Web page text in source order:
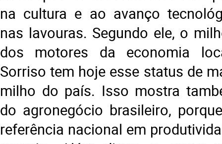
na cultura e ao avanço
nas lavouras. Segundo ele, o
dos motores da economia
Sorriso tem hoje esse status de
milho do país. Isso mostra
do agronegócio brasileiro,
referência nacional em